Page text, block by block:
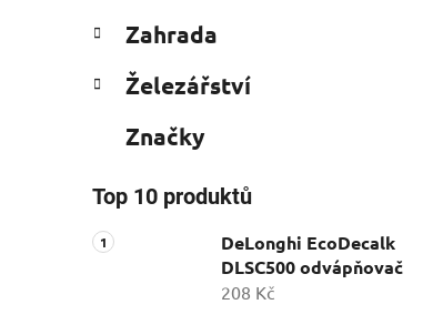
Zahrada
Železářství
Značky
Top 10 produktů
DeLonghi EcoDecalk
DLSC500 odvápňovač
208 Kč